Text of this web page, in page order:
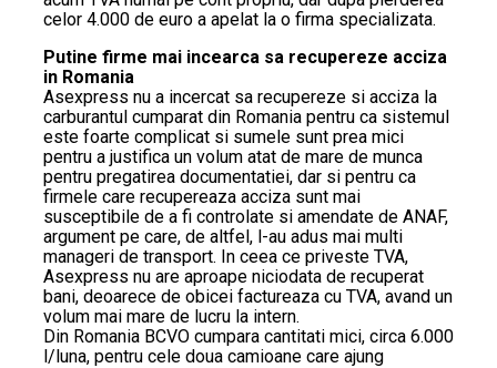
celor 4.000 de euro a apelat la o firma specializata.
Putine firme mai incearca sa recupereze acciza
in Romania
Asexpress nu a incercat sa recupereze si acciza la
carburantul cumparat din Romania pentru ca sistemul
este foarte complicat si sumele sunt prea mici
pentru a justifica un volum atat de mare de munca
pentru pregatirea documentatiei, dar si pentru ca
firmele care recupereaza acciza sunt mai
susceptibile de a fi controlate si amendate de ANAF,
argument pe care, de altfel, l-au adus mai multi
manageri de transport. In ceea ce priveste TVA,
Asexpress nu are aproape niciodata de recuperat
bani, deoarece de obicei factureaza cu TVA, avand un
volum mai mare de lucru la intern.
Din Romania BCVO cumpara cantitati mici, circa 6.000
l/luna, pentru cele doua camioane care ajung